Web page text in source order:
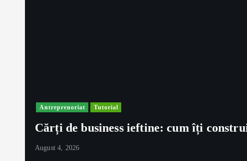
Antreprenoriat Tutorial
Cărți de business ieftine: cum îți
August 4, 2026